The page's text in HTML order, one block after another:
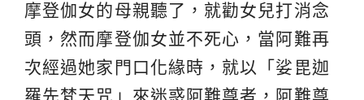
摩登伽女的母親聽了，就勸女兒打消念
頭，然而摩登伽女並不死心，當阿難再
次經過她家門口化緣時，就以「娑毘迦
羅先梵天咒」來迷惑阿難尊者，阿難尊